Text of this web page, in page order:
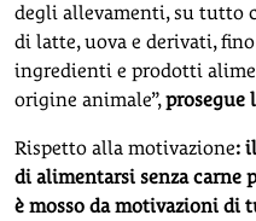
degli allevamenti, su tutto
di latte, uova e derivati,
ingredienti e prodotti
origine animale”,prosegue
Rispetto alla motivazione:
di alimentarsi senza carne
è mosso da motivazioni di